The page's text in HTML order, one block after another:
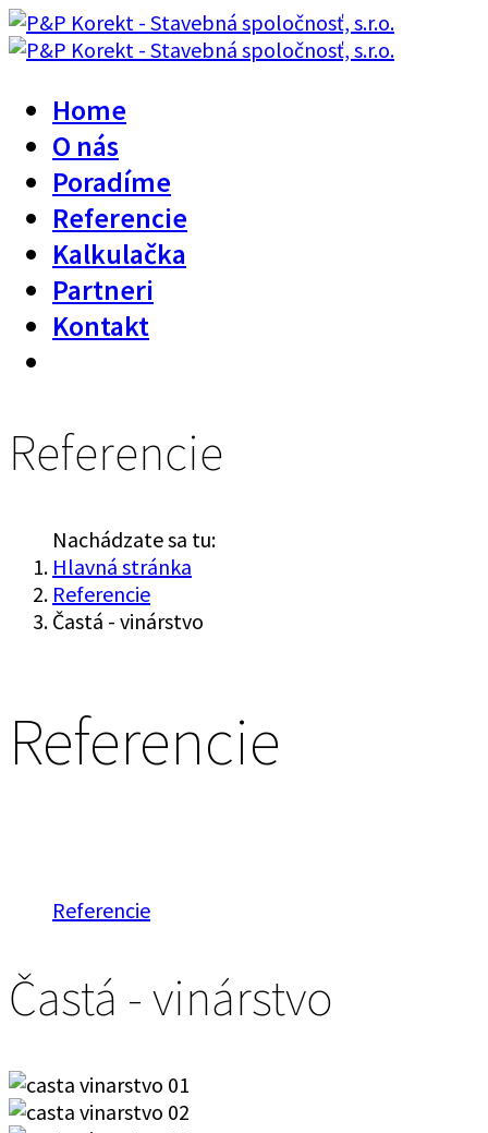
Home
O nás
Poradíme
Referencie
Kalkulačka
Partneri
Kontakt
Referencie
Nachádzate sa tu:
Hlavná stránka
Referencie
Častá - vinárstvo
Referencie
Referencie
Častá - vinárstvo